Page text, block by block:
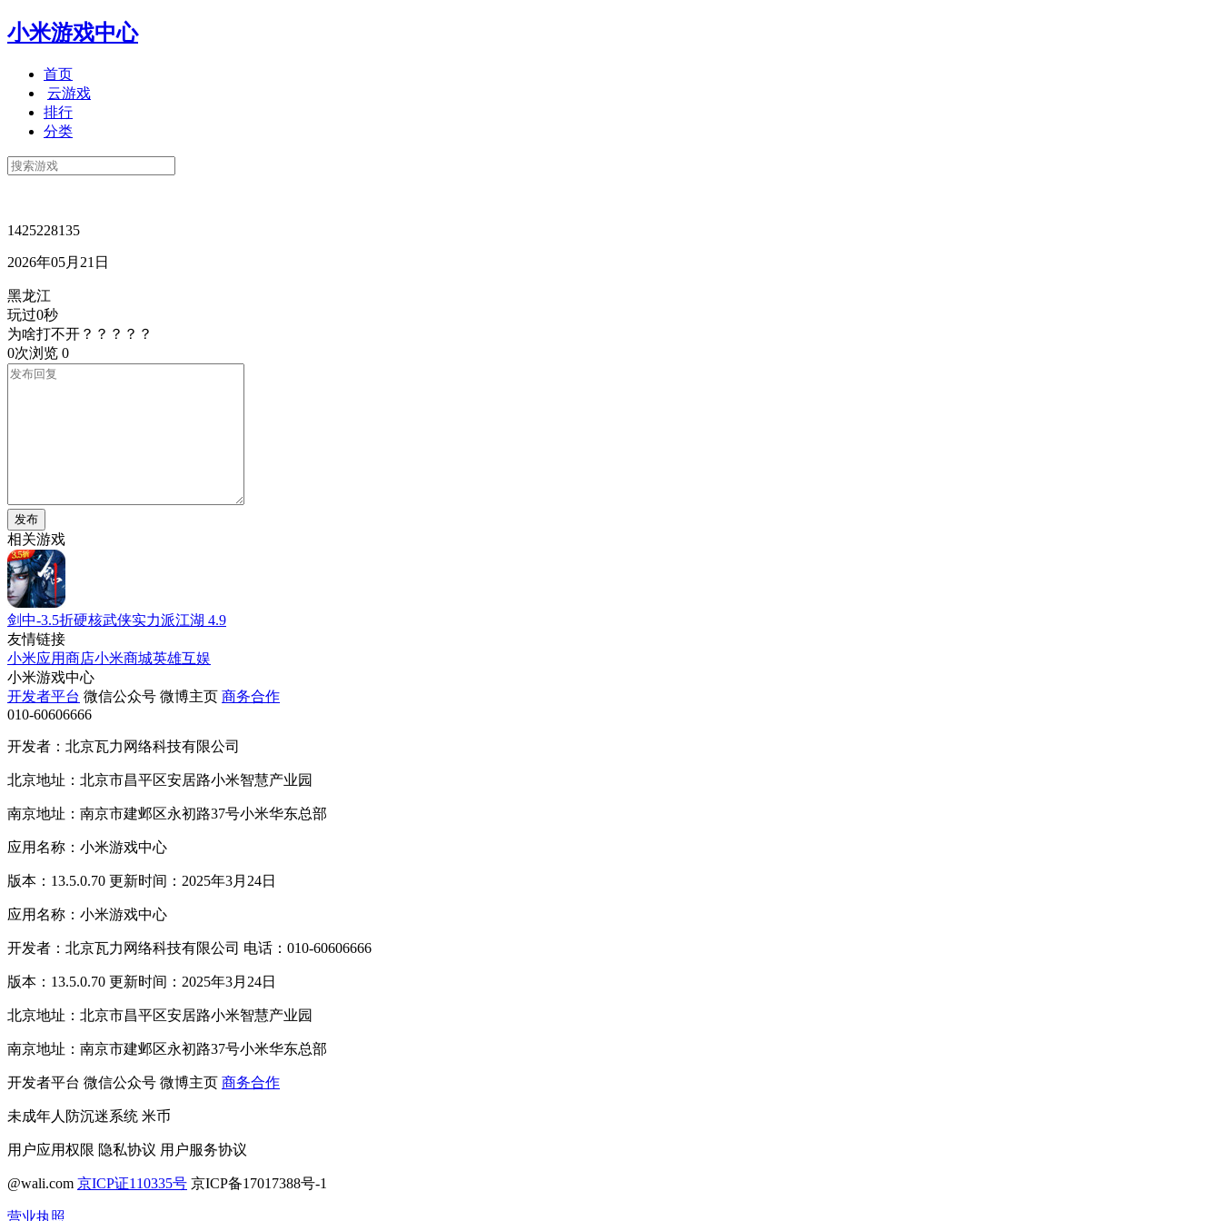
小米游戏中心
首页
云游戏
排行
分类
1425228135
2026年05月21日
黑龙江
玩过0秒
为啥打不开？？？？？
0次浏览 0
发布
相关游戏
剑中-3.5折硬核武侠实力派江湖 4.9
友情链接
小米应用商店小米商城英雄互娱
小米游戏中心
开发者平台 微信公众号 微博主页 商务合作
010-60606666
开发者：北京瓦力网络科技有限公司
北京地址：北京市昌平区安居路小米智慧产业园
南京地址：南京市建邺区永初路37号小米华东总部
应用名称：小米游戏中心
版本：13.5.0.70 更新时间：2025年3月24日
应用名称：小米游戏中心
开发者：北京瓦力网络科技有限公司 电话：010-60606666
版本：13.5.0.70 更新时间：2025年3月24日
北京地址：北京市昌平区安居路小米智慧产业园
南京地址：南京市建邺区永初路37号小米华东总部
开发者平台 微信公众号 微博主页 商务合作
未成年人防沉迷系统 米币
用户应用权限 隐私协议 用户服务协议
@wali.com 京ICP证110335号 京ICP备17017388号-1
营业执照